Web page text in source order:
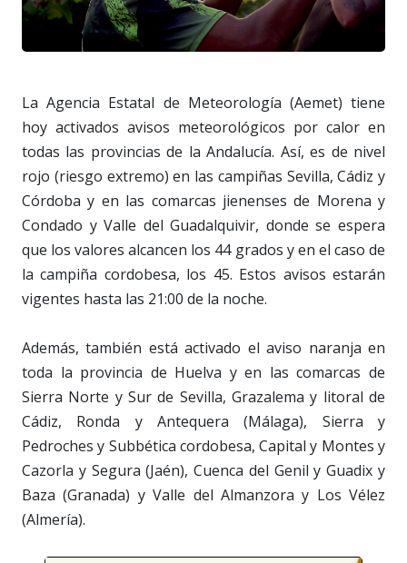
La Agencia Estatal de Meteorología (Aemet) tiene
hoy activados avisos meteorológicos por calor en
todas las provincias de la Andalucía. Así, es de nivel
rojo (riesgo extremo) en las campiñas Sevilla, Cádiz y
Córdoba y en las comarcas jienenses de Morena y
Condado y Valle del Guadalquivir, donde se espera
que los valores alcancen los 44 grados y en el caso de
la campiña cordobesa, los 45. Estos avisos estarán
vigentes hasta las 21:00 de la noche.
Además, también está activado el aviso naranja en
toda la provincia de Huelva y en las comarcas de
Sierra Norte y Sur de Sevilla, Grazalema y litoral de
Cádiz, Ronda y Antequera (Málaga), Sierra y
Pedroches y Subbética cordobesa, Capital y Montes y
Cazorla y Segura (Jaén), Cuenca del Genil y Guadix y
Baza (Granada) y Valle del Almanzora y Los Vélez
(Almería).